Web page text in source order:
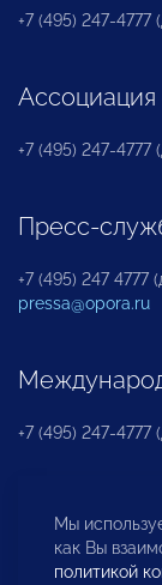
+7 (495) 247-4777
+7 (495) 247-4777
Пресс-
+7 (495) 247 4777
pressa@opora.ru
+7 (495) 247-4777
Бюро по
инвесторов
Мы
как Вы
политикой